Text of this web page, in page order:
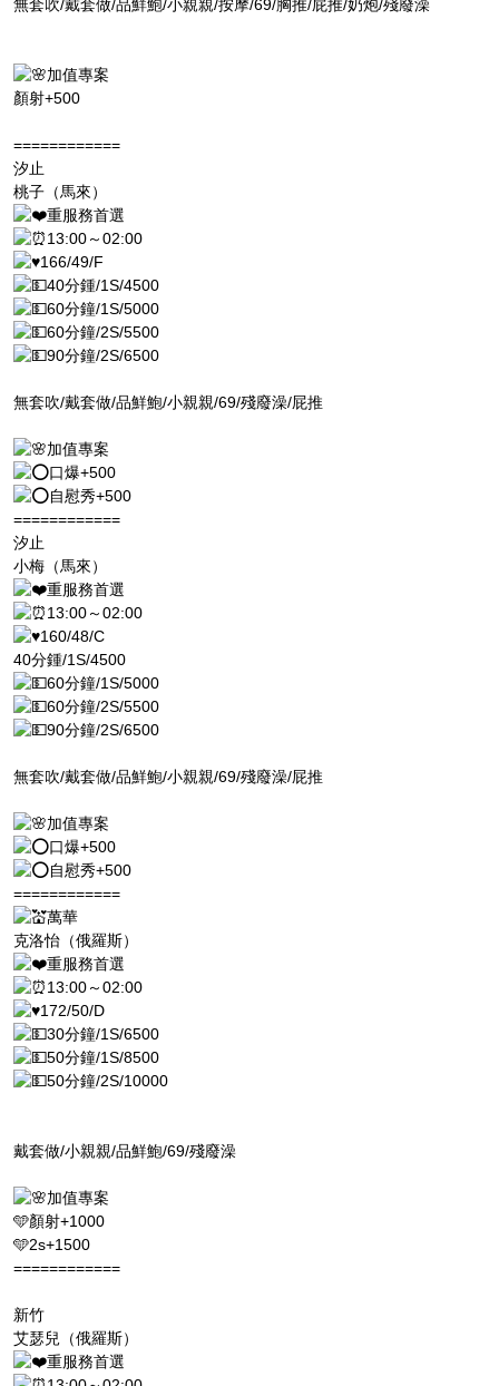
無套吹/戴套做/品鮮鮑/小親親/按摩/69/胸推/屁推/奶炮/殘廢澡
加值專案
顏射+500
============
汐止
桃子（馬來）
重服務首選
13:00～02:00
166/49/F
40分鍾/1S/4500
60分鐘/1S/5000
60分鐘/2S/5500
90分鐘/2S/6500
無套吹/戴套做/品鮮鮑/小親親/69/殘廢澡/屁推
加值專案
口爆+500
自慰秀+500
============
汐止
小梅（馬來）
重服務首選
13:00～02:00
160/48/C
40分鍾/1S/4500
60分鐘/1S/5000
60分鐘/2S/5500
90分鐘/2S/6500
無套吹/戴套做/品鮮鮑/小親親/69/殘廢澡/屁推
加值專案
口爆+500
自慰秀+500
============
萬華
克洛怡（俄羅斯）
重服務首選
13:00～02:00
172/50/D
30分鐘/1S/6500
50分鐘/1S/8500
50分鐘/2S/10000
戴套做/小親親/品鮮鮑/69/殘廢澡
加值專案
🩵顏射+1000
🩵2s+1500
============
新竹
艾瑟兒（俄羅斯）
重服務首選